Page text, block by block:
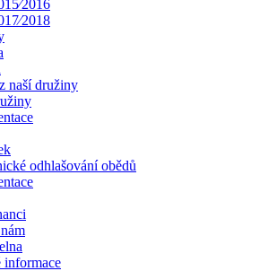
naší družiny
odhlašování obědů
informace